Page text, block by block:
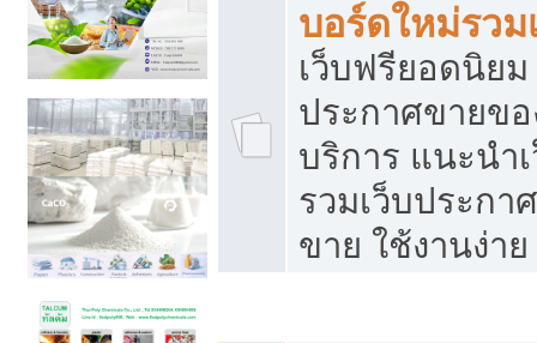
บอร์ดใหม่รว
เว็บฟรียอดนิย
ประกาศขายข
บริการ แนะนำ
รวมเว็บประกา
ขาย ใช้งานง่าย